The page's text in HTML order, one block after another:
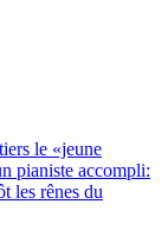
le «jeune
pianiste accompli:
les rênes du